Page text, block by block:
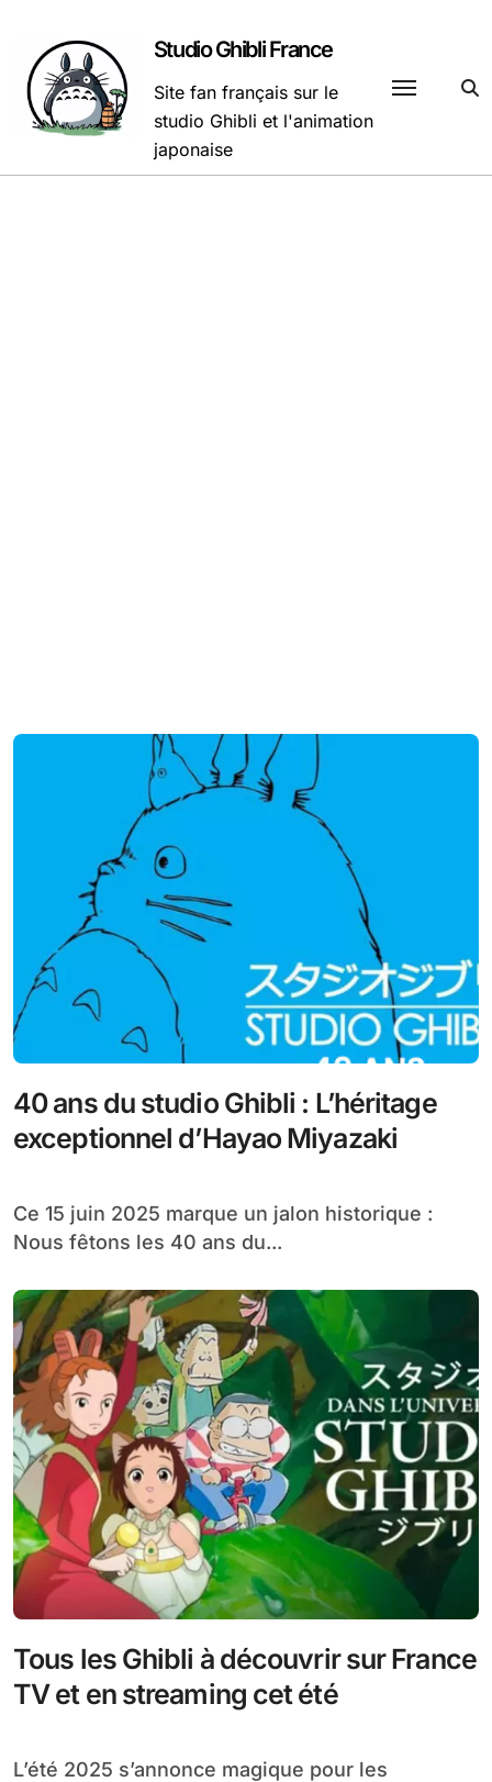
contenu
Studio Ghibli France
Site fan français sur le
studio Ghibli et l'animation
japonaise
40 ans du studio Ghibli : L’héritage
exceptionnel d’Hayao Miyazaki
Ce 15 juin 2025 marque un jalon historique :
Nous fêtons les 40 ans du...
Tous les Ghibli à découvrir sur France
TV et en streaming cet été
L’été 2025 s’annonce magique pour les